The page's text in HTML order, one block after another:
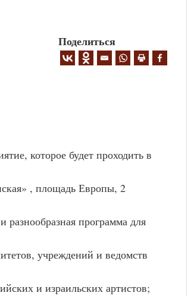
Поделиться
которое будет проходить в
, площадь Европы, 2
программа для
учреждений и ведомств
и израильских артистов;